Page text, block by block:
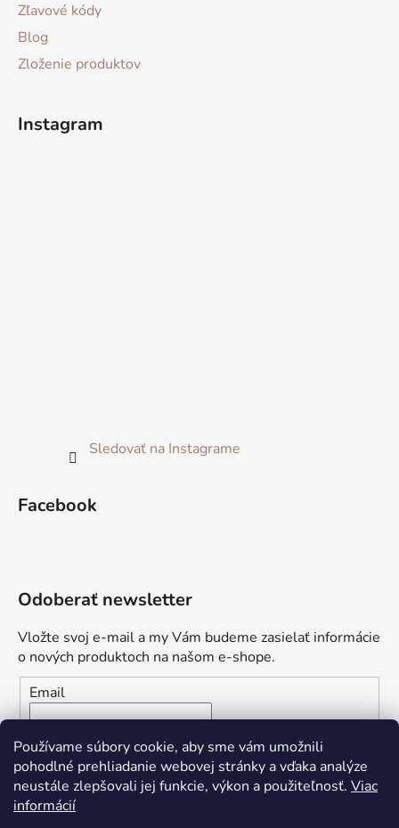
Používame súbory cookie, aby sme vám umožnili
pohodlné prehliadanie webovej stránky a vďaka analýze
neustále zlepšovali jej funkcie, výkon a použiteľnosť. Viac
informácií
Zľavové kódy
Blog
Zloženie produktov
Instagram
Sledovať na Instagrame
Facebook
Odoberať newsletter
Vložte svoj e-mail a my Vám budeme zasielať informácie
o nových produktoch na našom e-shope.
Email
Vložením e-mailu súhlasíte s
podmienkami ochrany
osobných údajov
PRIHLÁSIŤ SA